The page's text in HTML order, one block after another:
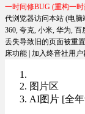
一时间修BUG (重构一
代浏览器访问本站 (电脑
360, 夸克, 小米, 华为,
丢失导致旧的页面被重置
床功能 | 加入终音社用户
图片区
AI图片 [全